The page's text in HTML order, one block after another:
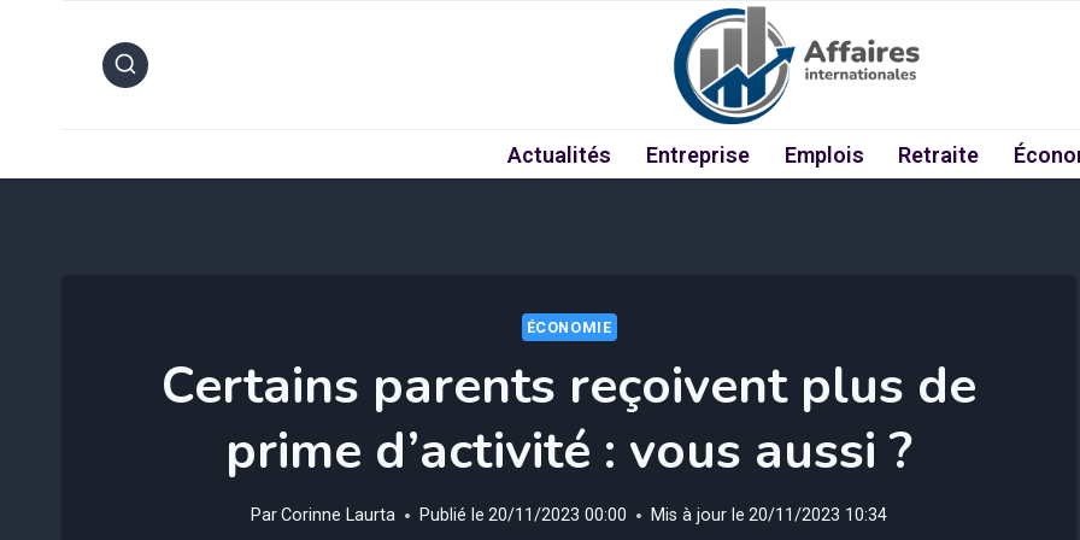
Actualités Entreprise Emplois Retraite
ÉCONOMIE
Certains parents reçoivent plus de
prime d’activité : vous aussi ?
ParCorinne Laurta Publié le 20/11/2023 00:00 Mis à jour le 20/11/2023 10:34